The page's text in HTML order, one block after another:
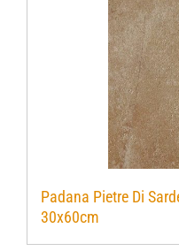
Padana Pietre Di
30x60cm